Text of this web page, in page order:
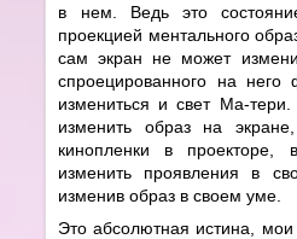
в нем. Ведь это
проекцией ментального
сам экран не может
спроецированного на
измениться и свет Ма-
изменить образ на
кинопленки в проекторе,
изменить проявления в
изменив образ в своем уме.
Это абсолютная истина,